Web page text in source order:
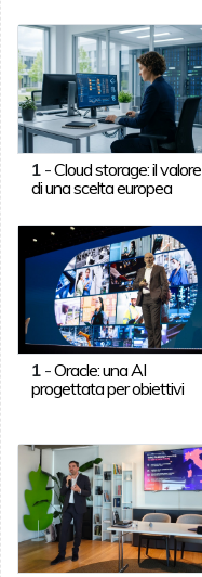
1-Cloud storage: il valore
di una scelta europea
1-Oracle: una AI
progettata per obiettivi